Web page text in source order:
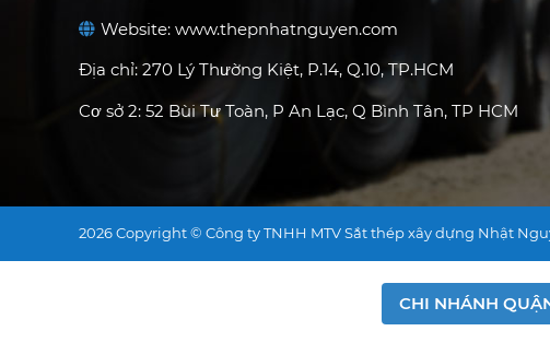
Website: www.thepnhatnguyen.com
Địa chỉ: 270 Lý Thường Kiệt, P.14, Q.10, TP.HCM
Cơ sở 2: 52 Bùi Tư Toàn, P An Lạc, Q Bình Tân, TP HCM
2026 Copyright © Công ty TNHH MTV Sắt thép xây dựng Nhật
CHI NHÁNH